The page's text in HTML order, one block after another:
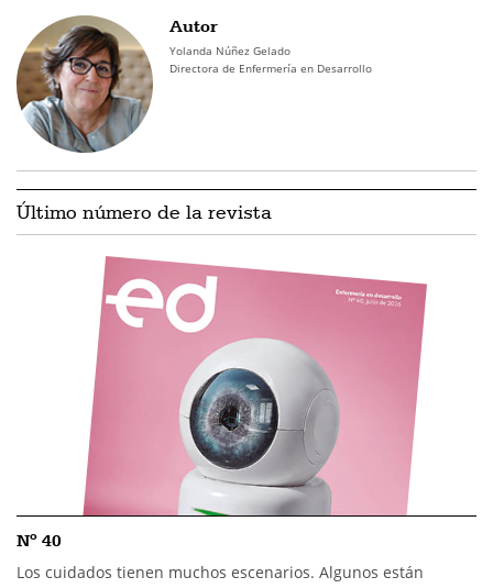
Autor
Yolanda Núñez Gelado
Directora de Enfermería en Desarrollo
Último número de la revista
Nº 40
Los cuidados tienen muchos escenarios. Algunos están